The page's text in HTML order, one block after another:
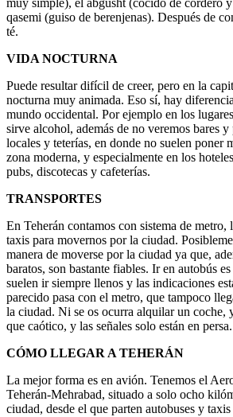
muy simple), el abgusht (cocido de cordero
qasemi (guiso de berenjenas). Después de
té.
VIDA NOCTURNA
Puede resultar difícil de creer, pero en la
nocturna muy animada. Eso sí, hay
mundo occidental. Por ejemplo en los
sirve alcohol, además de no veremos bares
locales y teterías, en donde no suelen poner
zona moderna, y especialmente en los
pubs, discotecas y cafeterías.
TRANSPORTES
En Teherán contamos con sistema de metro,
taxis para movernos por la ciudad.
manera de moverse por la ciudad ya que,
baratos, son bastante fiables. Ir en autobús
suelen ir siempre llenos y las indicaciones
parecido pasa con el metro, que tampoco
la ciudad. Ni se os ocurra alquilar un coche,
que caótico, y las señales solo están en persa.
CÓMO LLEGAR A TEHERÁN
La mejor forma es en avión. Tenemos el
Teherán-Mehrabad, situado a solo ocho
ciudad, desde el que parten autobuses y